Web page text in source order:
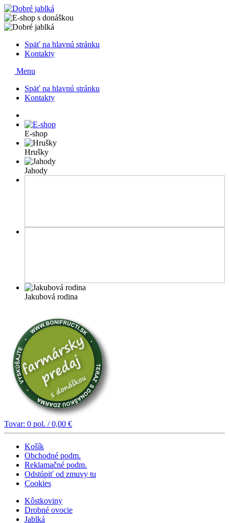
Späť na hlavnú stránku
Kontakty
Menu
Späť na hlavnú stránku
Kontakty
E-shop
Hrušky
Jahody
Jakubová rodina
Tovar: 0 pol. /0,00 €
Košík
Obchodné podm.
Reklamačné podm.
Odstúpiť od zmuvy tu
Cookies
Kôstkoviny
Drobné ovocie
Jablká